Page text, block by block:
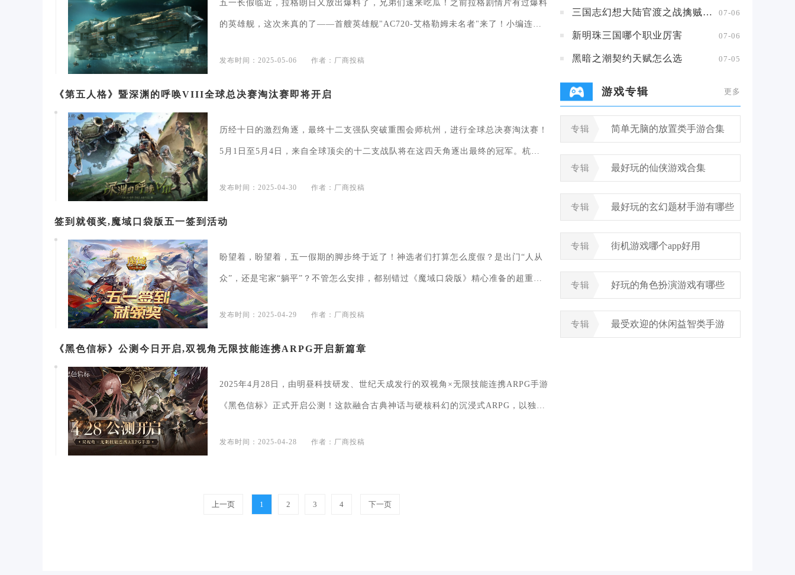
五一长假临近，拉格朗日又放出爆料了，兄弟们速来吃瓜！之前拉格剧情片有过爆料
的英雄舰，这次来真的了——首艘英雄舰"AC720-艾格勒姆未名者"来了！小编连夜
发布时间：2025-05-06 作者：厂商投稿
《第五人格》暨深渊的呼唤VIII全球总决赛淘汰赛即将开启
历经十日的激烈角逐，最终十二支强队突破重围会师杭州，进行全球总决赛淘汰赛！
5月1日至5月4日，来自全球顶尖的十二支战队将在这四天角逐出最终的冠军。杭城
发布时间：2025-04-30 作者：厂商投稿
签到就领奖,魔域口袋版五一签到活动
盼望着，盼望着，五一假期的脚步终于近了！神选者们打算怎么度假？是出门“人从
众”，还是宅家“躺平”？不管怎么安排，都别错过《魔域口袋版》精心准备的超重磅
发布时间：2025-04-29 作者：厂商投稿
《黑色信标》公测今日开启,双视角无限技能连携ARPG开启新篇章
2025年4月28日，由明昼科技研发、世纪天成发行的双视角×无限技能连携ARPG手游
《黑色信标》正式开启公测！这款融合古典神话与硬核科幻的沉浸式ARPG，以独
发布时间：2025-04-28 作者：厂商投稿
上一页 1 2 3 4 下一页
三国志幻想大陆官渡之战擒贼擒王攻略 07-06
新明珠三国哪个职业厉害 07-06
黑暗之潮契约天赋怎么选 07-05
游戏专辑 更多
专辑 简单无脑的放置类手游合集
专辑 最好玩的仙侠游戏合集
专辑 最好玩的玄幻题材手游有哪些
专辑 街机游戏哪个app好用
专辑 好玩的角色扮演游戏有哪些
专辑 最受欢迎的休闲益智类手游